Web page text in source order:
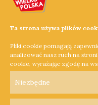
Ta strona używa plików
Pliki cookie pomagają
analizować nasz ruch na
cookie, wyrażając zgodę na
Niezbędne
czwartku kierowcy płacą